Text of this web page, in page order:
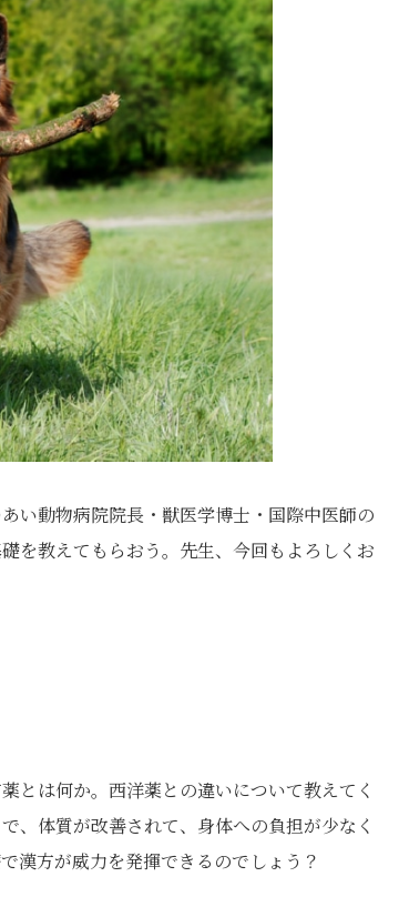
い動物病院院長・獣医学博士・国際中医師の
を教えてもらおう。先生、今回もよろしくお
とは何か。西洋薬との違いについて教えてく
、体質が改善されて、身体への負担が少なく
漢方が威力を発揮できるのでしょう？